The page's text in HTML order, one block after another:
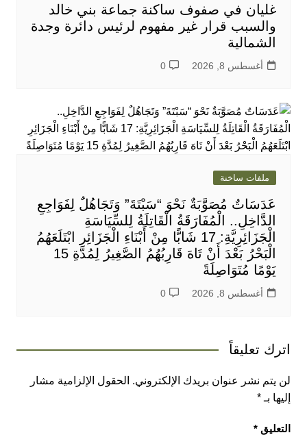
غليان في صفوف ساكنة جماعة بني خالد
والسبب قرار غير مفهوم لرئيس دائرة وجدة
الشمالية
أغسطس 8, 2026 0
ملفات ساخنة
عَدَسَاتٌ مُصَوَّبَةٌ نَحْوَ “سَبْتَةَ” وَتَجَاهُلٌ لِفَوَاجِعِ
الدَّاخِلِ.. الْمُفَارَقَةُ الْقَاتِلَةُ لِلسِّيَاسَةِ
الْجَزَائِرِيَّةِ: 17 شَابًّا مِنْ أَبْنَاءِ الْجَزَائِرِ ابْتَلَعَهُمُ
الْبَحْرُ بَعْدَ أَنْ تَاهَ قَارِبُهُمُ الصَّغِيرُ لِمُدَّةِ 15
يَوْمًا مُتَوَاصِلَةً
أغسطس 8, 2026 0
اترك تعليقاً
لن يتم نشر عنوان بريدك الإلكتروني. الحقول الإلزامية مشار
إليها بـ *
التعليق *